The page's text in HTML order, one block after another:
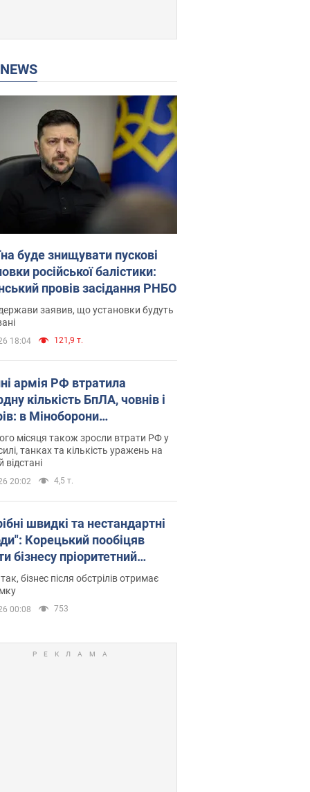
NEWS
буде знищувати пускові
російської балістики:
провів засідання РНБО
заявив, що установки будуть
18:04 121,9 т.
армія РФ втратила
кількість БпЛА, човнів і
в Міноборони
статистику
місяця також зросли втрати РФ у
танках та кількість уражень на
відстані
20:02 4,5 т.
швидкі та нестандартні
Корецький пообіцяв
бізнесу пріоритетний
до наявних складських
бізнес після обстрілів отримає
00:08 753